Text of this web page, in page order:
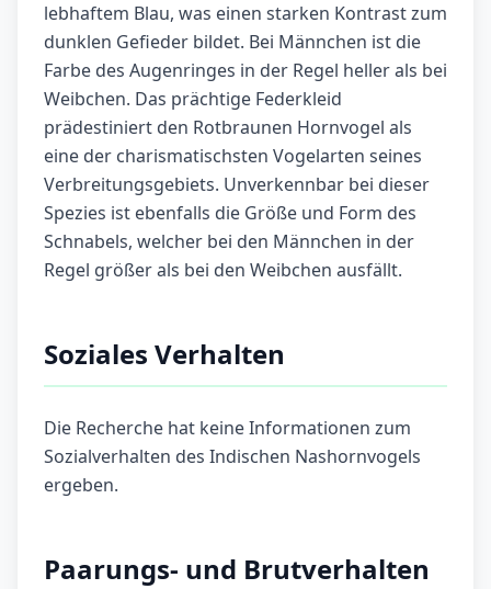
lebhaftem Blau, was einen starken Kontrast zum
dunklen Gefieder bildet. Bei Männchen ist die
Farbe des Augenringes in der Regel heller als bei
Weibchen. Das prächtige Federkleid
prädestiniert den Rotbraunen Hornvogel als
eine der charismatischsten Vogelarten seines
Verbreitungsgebiets. Unverkennbar bei dieser
Spezies ist ebenfalls die Größe und Form des
Schnabels, welcher bei den Männchen in der
Regel größer als bei den Weibchen ausfällt.
Soziales Verhalten
Die Recherche hat keine Informationen zum
Sozialverhalten des Indischen Nashornvogels
ergeben.
Paarungs- und Brutverhalten